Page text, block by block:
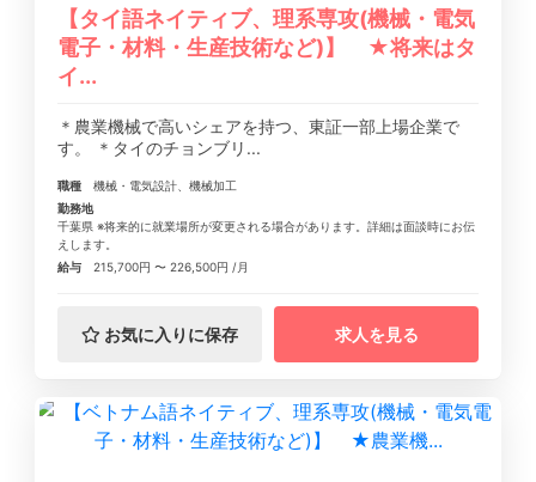
【タイ語ネイティブ、理系専攻(機械・電気
電子・材料・生産技術など)】 ★将来はタ
イ...
＊農業機械で高いシェアを持つ、東証一部上場企業で
す。 ＊タイのチョンブリ...
職種
機械・電気設計、機械加工
勤務地
千葉県 ※将来的に就業場所が変更される場合があります。詳細は面談時にお伝
えします。
給与
215,700円 〜 226,500円 /月
お気に入りに保存 求人を見る